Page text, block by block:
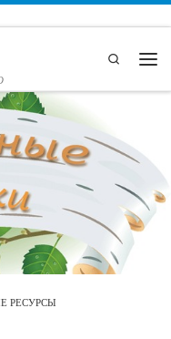
Search
РЕСУРСЫ